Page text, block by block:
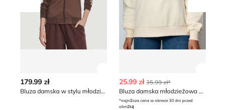
Przesuń w lewo
179.99 zł
Bluza damska w stylu młodzieżowym jesienna Kappa
25.99 zł 35.99 zł*
Bluza damska młodzieżowa Sinsay
*najniższa cena w okresie 30 dni przed
obniżką